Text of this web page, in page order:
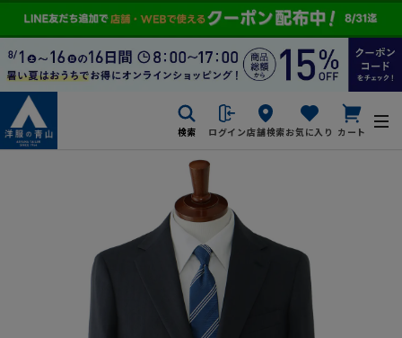
検索 ログイン店舗検索お気に入り カート